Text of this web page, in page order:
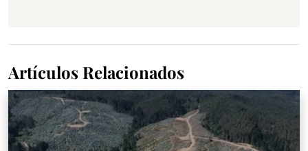
Artículos Relacionados